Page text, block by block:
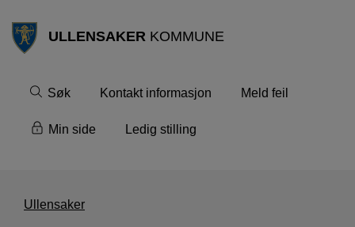
ULLENSAKERKOMMUNE
Søk Kontakt informasjon Meld feil
Min side Ledig stilling
Ullensaker